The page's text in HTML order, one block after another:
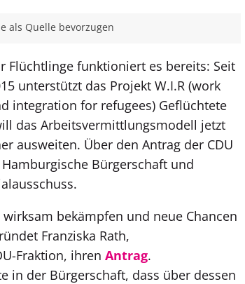
als Quelle bevorzugen
Flüchtlinge funktioniert es bereits: Seit
unterstützt das Projekt W.I.R (work
integration for refugees) Geflüchtete
das Arbeitsvermittlungsmodell jetzt
ausweiten. Über den Antrag der CDU
Bürgerschaft und
bekämpfen und neue Chancen
Franziska Rath,
Fraktion, ihren Antrag.
in der Bürgerschaft, dass über dessen